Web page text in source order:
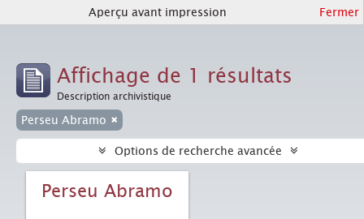
Aperçu avant impression Fermer
Affichage de 1 résultats
Description archivistique
Perseu Abramo
Options de recherche avancée
Perseu Abramo